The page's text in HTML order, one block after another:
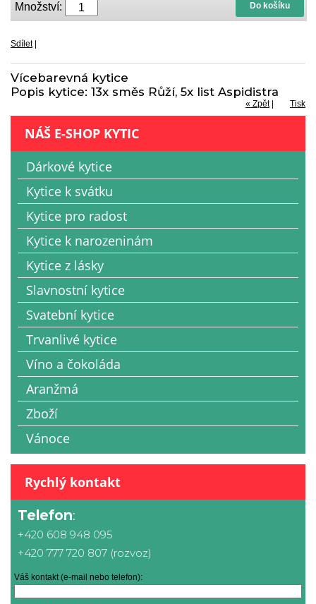
Do košíku
Množství:
Sdílet
Vícebarevná kytice
Popis kytice: 13x směs Růží, 5x list Aspidistra
« Zpět| Tisk
NÁŠ E-SHOP KYTIC
Dárkové kytice
Kytice k svátku
Kytice pro radost
Kytice k narozeninám
Kytice z lásky
Slavnostní kytice
Svatební kytice
Trvanlivé kytice
Víno a čokoláda
Aranžmá
Zboží
Vánoce
Rychlý kontakt
Telefon:
+420 608 948 095
+420 777 720 807 (rozvoz)
Váš kontakt (e-mail nebo telefon):